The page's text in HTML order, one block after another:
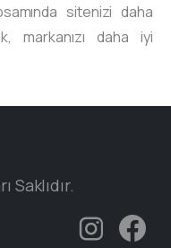
sitenizi daha
markanızı daha iyi
Saklıdır.